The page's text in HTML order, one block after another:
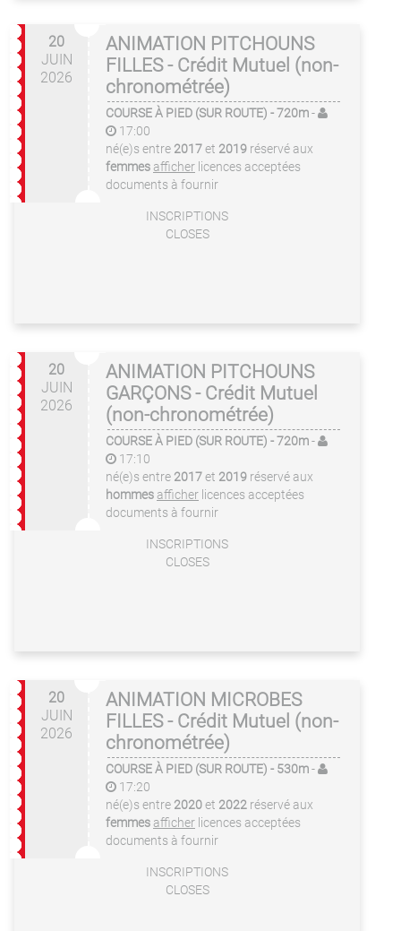
20
JUIN
2026
ANIMATION PITCHOUNS
FILLES - Crédit Mutuel (non-
chronométrée)
COURSE À PIED (SUR ROUTE) - 720m-
17:00
né(e)s entre 2017et 2019 réservé aux
femmesafficher licences acceptées
documents à fournir
INSCRIPTIONS
CLOSES
20
JUIN
2026
ANIMATION PITCHOUNS
GARÇONS - Crédit Mutuel
(non-chronométrée)
COURSE À PIED (SUR ROUTE) - 720m-
17:10
né(e)s entre 2017et 2019 réservé aux
hommesafficher licences acceptées
documents à fournir
INSCRIPTIONS
CLOSES
20
JUIN
2026
ANIMATION MICROBES
FILLES - Crédit Mutuel (non-
chronométrée)
COURSE À PIED (SUR ROUTE) - 530m-
17:20
né(e)s entre 2020et 2022 réservé aux
femmesafficher licences acceptées
documents à fournir
INSCRIPTIONS
CLOSES